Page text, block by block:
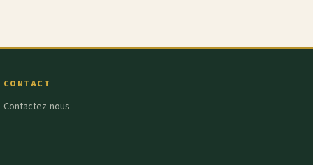
CONTACT
Contactez-nous